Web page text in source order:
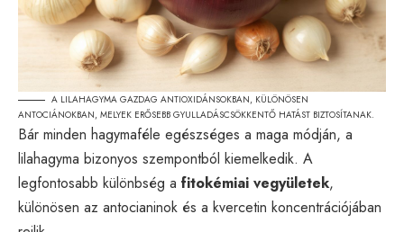
A LILAHAGYMA GAZDAG ANTIOXIDÁNSOKBAN, KÜLÖNÖSEN
ANTOCIÁNOKBAN, MELYEK ERŐSEBB GYULLADÁSCSÖKKENTŐ HATÁST BIZTOSÍTANAK.
Bár minden hagymaféle egészséges a maga módján, a
lilahagyma bizonyos szempontból kiemelkedik. A
legfontosabb különbség a fitokémiai vegyületek,
különösen az antocianinok és a kvercetin koncentrációjában